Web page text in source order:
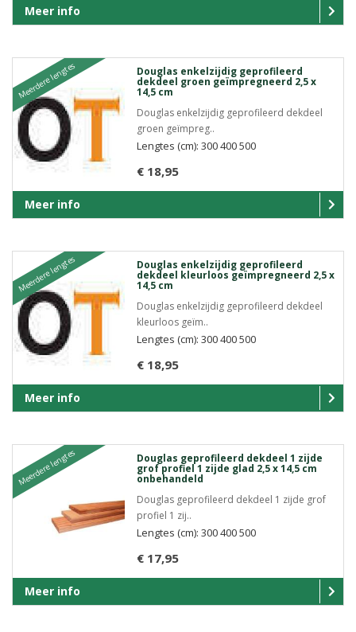
Meer info
Meerdere lengtes Douglas enkelzijdig geprofileerd
dekdeel groen geïmpregneerd 2,5 x
14,5 cm
Douglas enkelzijdig geprofileerd dekdeel
groen geïmpreg..
€ 18,95
Lengtes (cm): 300 400 500
Meer info
Meerdere lengtes Douglas enkelzijdig geprofileerd
dekdeel kleurloos geïmpregneerd 2,5 x
14,5 cm
Douglas enkelzijdig geprofileerd dekdeel
kleurloos geïm..
€ 18,95
Lengtes (cm): 300 400 500
Meer info
Meerdere lengtes Douglas geprofileerd dekdeel 1 zijde
grof profiel 1 zijde glad 2,5 x 14,5 cm
onbehandeld
Douglas geprofileerd dekdeel 1 zijde grof
profiel 1 zij..
€ 17,95
Lengtes (cm): 300 400 500
Meer info